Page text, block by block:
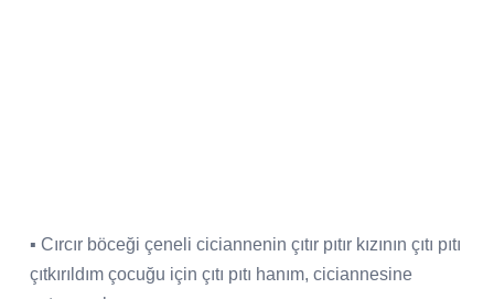
▪ Cırcır böceği çeneli ciciannenin çıtır pıtır kızının çıtı pıtı
çıtkırıldım çocuğu için çıtı pıtı hanım, ciciannesine